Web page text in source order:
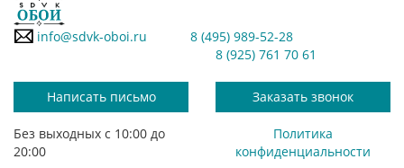
info@sdvk-oboi.ru
8 (495) 989-52-28
8 (925) 761 70 61
Написать письмо Заказать звонок
Без выходных с 10:00 до
20:00
Политика
конфиденциальности